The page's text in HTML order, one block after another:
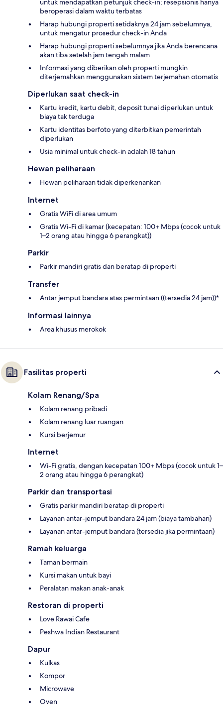
untuk mendapatkan petunjuk check-in; resepsionis hanya
beroperasi dalam waktu terbatas
Harap hubungi properti setidaknya 24 jam sebelumnya,
untuk mengatur prosedur check-in Anda
Harap hubungi properti sebelumnya jika Anda berencana
akan tiba setelah jam tengah malam
Informasi yang diberikan oleh properti mungkin
diterjemahkan menggunakan sistem terjemahan otomatis
Diperlukan saat check-in
Kartu kredit, kartu debit, deposit tunai diperlukan untuk
biaya tak terduga
Kartu identitas berfoto yang diterbitkan pemerintah
diperlukan
Usia minimal untuk check-in adalah 18 tahun
Hewan peliharaan
Hewan peliharaan tidak diperkenankan
Internet
Gratis WiFi di area umum
Gratis Wi-Fi di kamar (kecepatan: 100+ Mbps (cocok untuk
1–2 orang atau hingga 6 perangkat))
Parkir
Parkir mandiri gratis dan beratap di properti
Transfer
Antar jemput bandara atas permintaan ((tersedia 24 jam))*
Informasi lainnya
Area khusus merokok
Fasilitas properti
Kolam Renang/Spa
Kolam renang pribadi
Kolam renang luar ruangan
Kursi berjemur
Internet
Wi-Fi gratis, dengan kecepatan 100+ Mbps (cocok untuk 1–
2 orang atau hingga 6 perangkat)
Parkir dan transportasi
Gratis parkir mandiri beratap di properti
Layanan antar-jemput bandara 24 jam (biaya tambahan)
Layanan antar-jemput bandara (tersedia jika permintaan)
Ramah keluarga
Taman bermain
Kursi makan untuk bayi
Peralatan makan anak-anak
Restoran di properti
Love Rawai Cafe
Peshwa Indian Restaurant
Dapur
Kulkas
Kompor
Microwave
Oven